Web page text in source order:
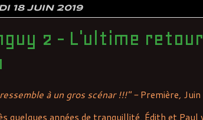
18 JUIN 2019
2 - L'ultime
ressemble à un gros scénar !!!" -Première,
quelques années de tranquillité, Édith et Paul